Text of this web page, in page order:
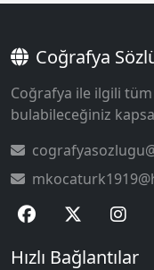
Coğrafya
Coğrafya ile ilgili tüm
bulabileceğiniz
Hızlı Bağlantılar